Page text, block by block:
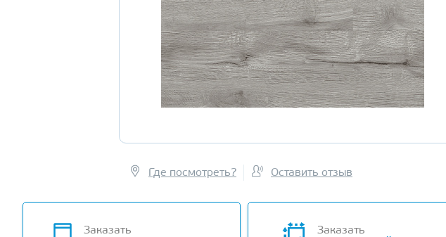
Где посмотреть? Оставить отзыв
Заказать
Заказать